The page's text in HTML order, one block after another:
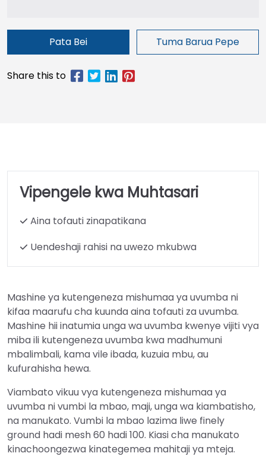
Pata Bei Tuma Barua Pepe
Vipengele kwa Muhtasari
Aina tofauti zinapatikana
Uendeshaji rahisi na uwezo mkubwa
Mashine ya kutengeneza mishumaa ya uvumba ni
kifaa maarufu cha kuunda aina tofauti za uvumba.
Mashine hii inatumia unga wa uvumba kwenye vijiti vya
miba ili kutengeneza uvumba kwa madhumuni
mbalimbali, kama vile ibada, kuzuia mbu, au
kufurahisha hewa.
Viambato vikuu vya kutengeneza mishumaa ya
uvumba ni vumbi la mbao, maji, unga wa kiambatisho,
na manukato. Vumbi la mbao lazima liwe finely
ground hadi mesh 60 hadi 100. Kiasi cha manukato
kinachoongezwa kinategemea mahitaji ya mteja.